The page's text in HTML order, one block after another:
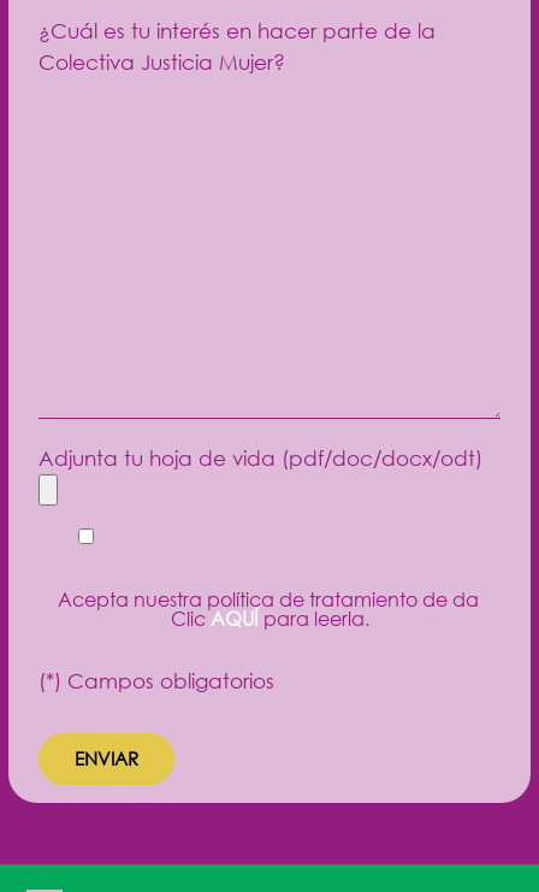
¿Cuál es tu interés en hacer parte de la
Colectiva Justicia Mujer?
Adjunta tu hoja de vida (pdf/doc/docx/odt)
Acepta nuestra política de tratamiento de datos
ClicAQUÍ para leerla.
(*) Campos obligatorios